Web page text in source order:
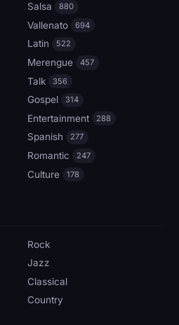
Salsa 880
Vallenato 694
Latin 522
Merengue 457
Talk 356
Gospel 314
Entertainment 288
Spanish 277
Romantic 247
Culture 178
Rock
Jazz
Classical
Country